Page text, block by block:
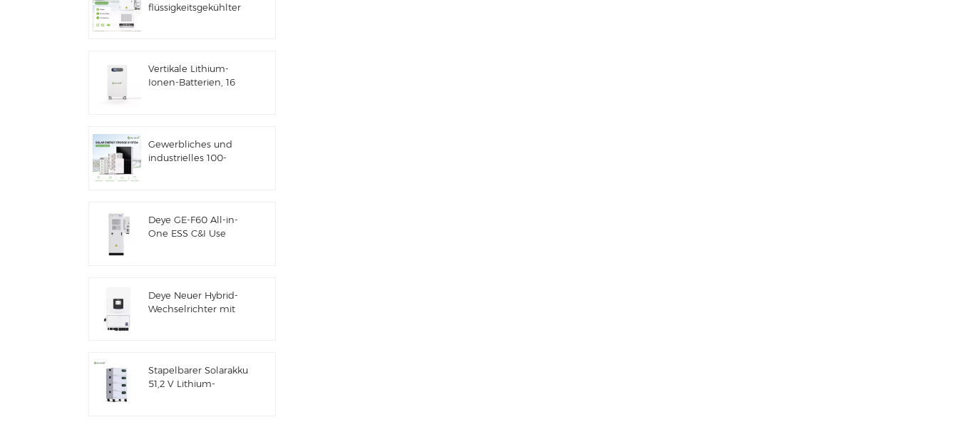
flüssigkeitsgekühlter
Anwendungen IP66
ESS
Vertikale Lithium-
Ionen-Batterien, 16
Gewerbliches und
industrielles 100-
Deye GE-F60 All-in-
One ESS C&I Use
51,2V 100Ah
Deye Neuer Hybrid-
Wechselrichter mit
Stapelbarer Solarakku
51,2 V Lithium-